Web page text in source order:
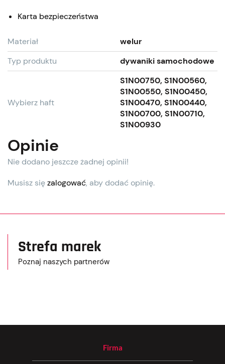
Karta bezpieczeństwa
Materiał
welur
Typ produktu
dywaniki samochodowe
Wybierz haft
S1N00750, S1N00560,
S1N00550, S1N00450,
S1N00470, S1N00440,
S1N00700, S1N00710,
S1N00930
Opinie
Nie dodano jeszcze żadnej opinii!
Musisz sięzalogować, aby dodać opinię.
Strefa marek
Poznaj naszych partnerów
Firma